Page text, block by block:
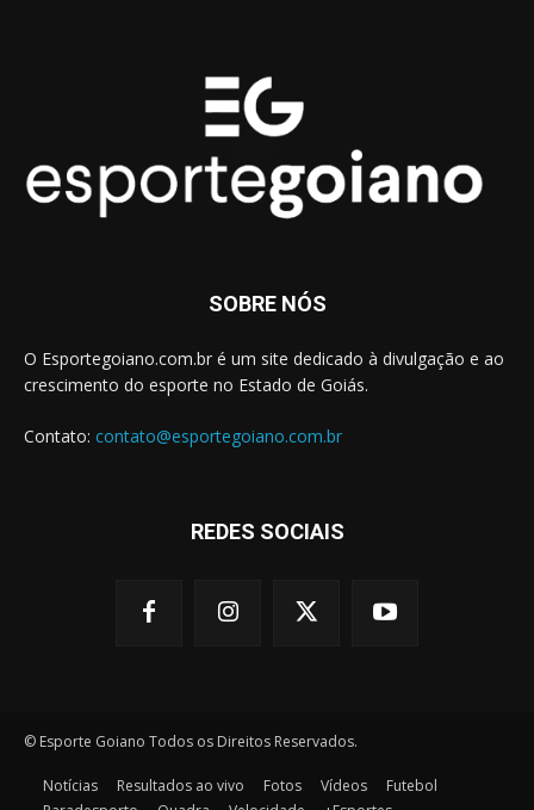
SOBRE NÓS
O Esportegoiano.com.br é um site dedicado à divulgação e ao
crescimento do esporte no Estado de Goiás.
Contato: contato@esportegoiano.com.br
REDES SOCIAIS
© Esporte Goiano Todos os Direitos Reservados.
Notícias Resultados ao vivo Fotos Vídeos
Futebol